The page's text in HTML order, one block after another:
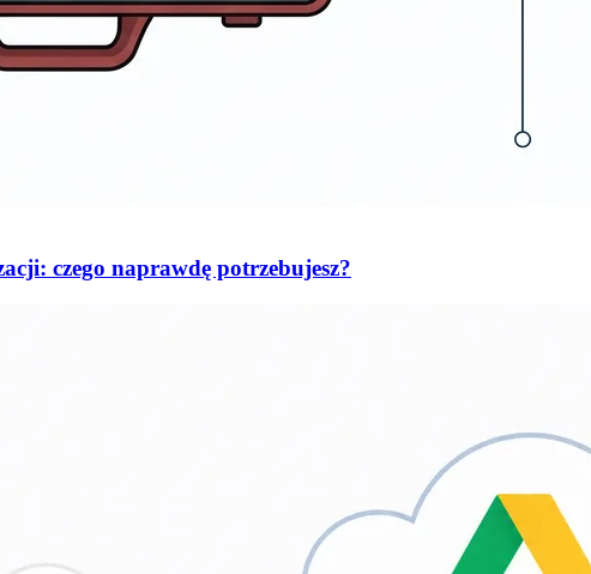
czego naprawdę potrzebujesz?